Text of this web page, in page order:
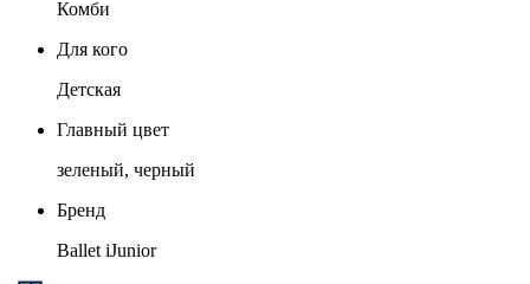
Комби
Для кого
Детская
Главный цвет
зеленый, черный
Бренд
Ballet iJunior